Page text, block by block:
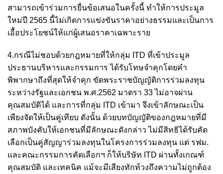
สามารถเข้าร่วมการยื่นข้อเสนอในครั้งนี้ ทำให้การประมูล
ใหม่ปี 2565 นี้ไม่เกิดการแข่งขันราคาอย่างธรรมและเป็นการ
เอื้อประโยชน์ให้แก่ผู้เสนอราคาเฉพาะราย
4.กรณีไม่ชอบด้วยกฎหมายที่ให้กลุ่ม ITD ที่เข้าประมูล
ประธานบริหารและกรรมการ ได้รับโทษจำคุกโดยคำ
พิพากษาถึงที่สุดให้จำคุก ขัดพระราชบัญญัติการร่วมลงทุน
ระหว่างรัฐและเอกชน พ.ศ.2562 มาตรา 33 ไม่อาจผ่าน
คุณสมบัติได้ และการที่กลุ่ม ITD เข้ามา จึงเข้าลักษณะเป็น
เพียงจัดให้เป็นคู่เทียบ ดังนั้น ด้วยบทบัญญัติของกฎหมายที่มี
สภาพบังคับให้เอกชนที่มีลักษณะดังกล่าว ไม่มีสิทธิได้รับคัด
เลือกเป็นคู่สัญญาร่วมลงทุนในโครงการร่วมลงทุน แต่ รฟม.
และคณะกรรมการคัดเลือกฯ ก็ให้บริษัท ITD ผ่านทั้งเกณฑ์
คุณสมบัติ และเทคนิค แม้จะมีเสียงทักท้วงถึงความไม่ถูกต้อง